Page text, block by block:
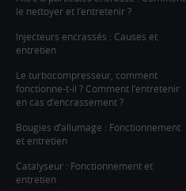
le nettoyer et l’entretenir ?
Injecteurs encrassés : Causes et
entretien
Le turbocompresseur, comment
fonctionne-t-il ? Comment l’entretenir
en cas d’encrassement ?
Bougies d’allumage : Fonctionnement
et entretien
Catalyseur : Fonctionnement et
entretien